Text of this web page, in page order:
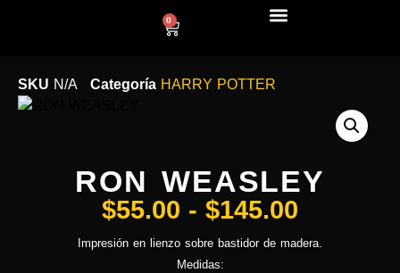
0
SKU N/A Categoría HARRY POTTER
RON WEASLEY
$55.00 - $145.00
Impresión en lienzo sobre bastidor de madera.
Medidas: